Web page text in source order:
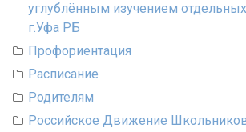
углублённым изучением
г.Уфа РБ
Профориентация
Расписание
Родителям
Российское Движение